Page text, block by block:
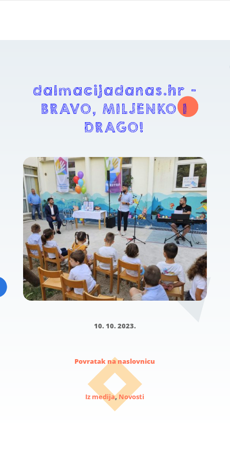
dalmacijadanas.hr –
BRAVO, MILJENKO I
DRAGO!
10. 10. 2023.
Povratak na naslovnicu
Iz medija, Novosti